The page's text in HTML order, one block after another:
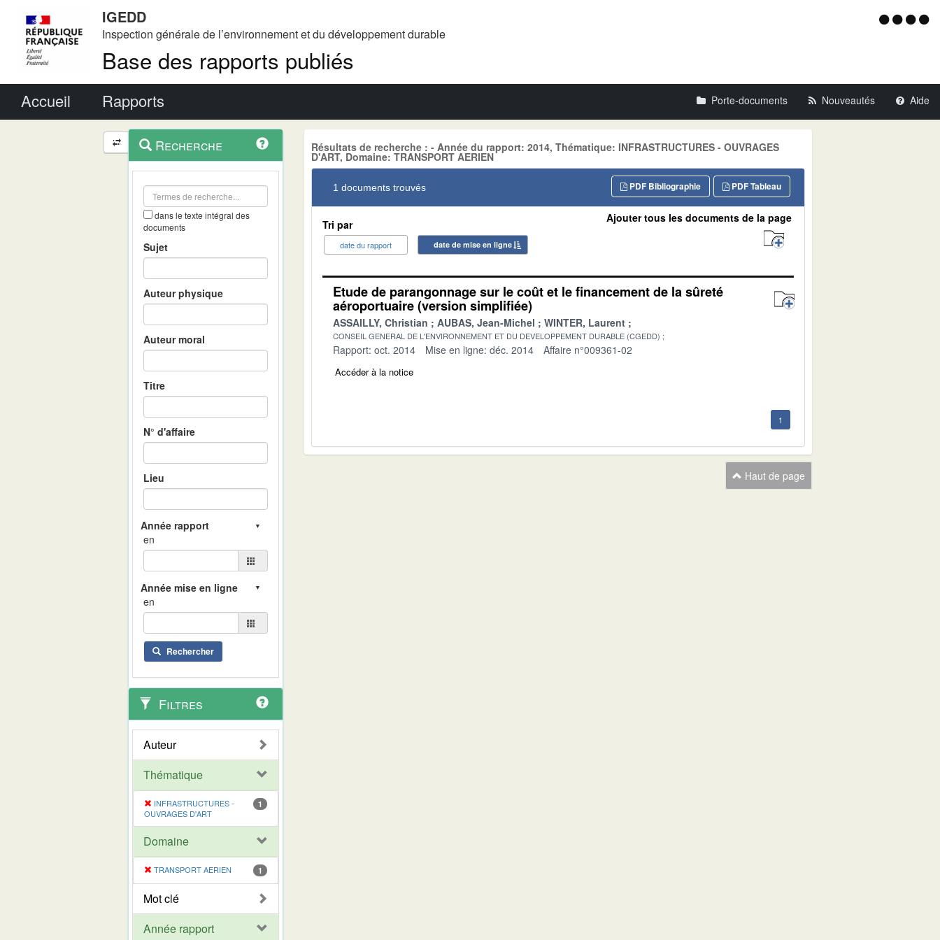
IGEDD
Inspection générale de l’environnement et du développement durable
Base des rapports publiés
Menu
Accueil Rapports Porte-documents Nouveautés Aide
Navigation
et
outils
contextuel
Recherche
dans le texte intégral des
documents
Sujet
Auteur physique
Auteur moral
Titre
N° d'affaire
Lieu
en
en
Rechercher
Filtres
Auteur
Thématique
INFRASTRUCTURES -
OUVRAGES D'ART
1
Domaine
TRANSPORT AERIEN 1
Mot clé
Année rapport
Résultats de recherche : - Année du rapport: 2014, Thématique: INFRASTRUCTURES - OUVRAGES
D'ART, Domaine: TRANSPORT AERIEN
1 documents trouvés PDF Tableau
PDF Bibliographie
Tri par
date du rapport date de mise en ligne
Ajouter tous les documents de la page
Etude de parangonnage sur le coût et le financement de la sûreté
aéroportuaire (version simplifiée)
ASSAILLY, Christian AUBAS, Jean-Michel WINTER, Laurent
CONSEIL GENERAL DE L'ENVIRONNEMENT ET DU DEVELOPPEMENT DURABLE (CGEDD)
Rapport: oct. 2014 Mise en ligne: déc. 2014 Affaire n°009361-02
Accéder à la notice
1
Haut de page